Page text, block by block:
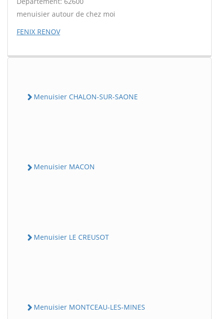
menuisier autour de chez moi
FENIX RENOV
Menuisier CHALON-SUR-SAONE
Menuisier MACON
Menuisier LE CREUSOT
Menuisier MONTCEAU-LES-MINES